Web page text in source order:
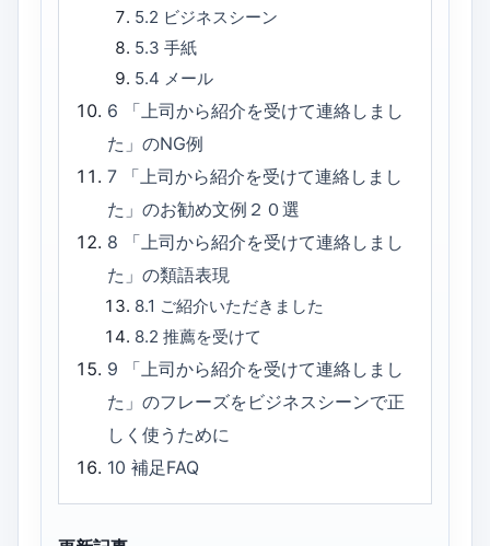
5.2 ビジネスシーン
5.3 手紙
5.4 メール
6
「上司から紹介を受けて連絡しまし
た」のNG例
7
「上司から紹介を受けて連絡しまし
た」のお勧め文例２０選
8
「上司から紹介を受けて連絡しまし
た」の類語表現
8.1 ご紹介いただきました
8.2 推薦を受けて
9
「上司から紹介を受けて連絡しまし
た」のフレーズをビジネスシーンで正
しく使うために
10補足FAQ